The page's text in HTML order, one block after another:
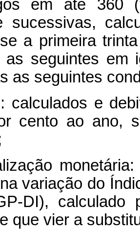
em até 360
sucessivas,
a primeira
as seguintes em
as seguintes
calculados e
cento ao ano,
variação do
DI), calculado
que vier a